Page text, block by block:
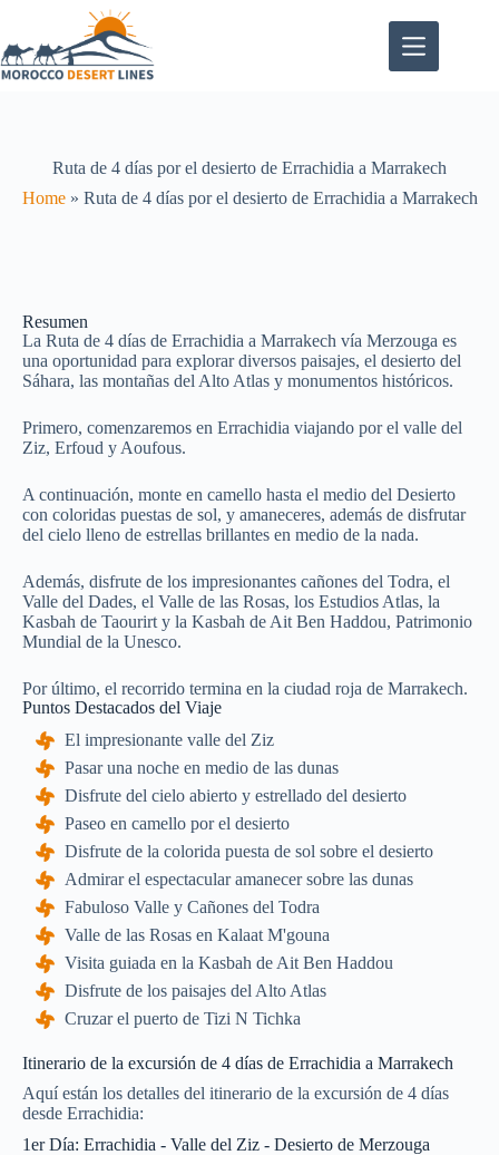
Ruta de 4 días por el desierto de Errachidia a Marrakech
Home» Ruta de 4 días por el desierto de Errachidia a Marrakech
Resumen
La Ruta de 4 días de Errachidia a Marrakech vía Merzouga es
una oportunidad para explorar diversos paisajes, el desierto del
Sáhara, las montañas del Alto Atlas y monumentos históricos.
Primero, comenzaremos en Errachidia viajando por el valle del
Ziz, Erfoud y Aoufous.
A continuación, monte en camello hasta el medio del Desierto
con coloridas puestas de sol, y amaneceres, además de disfrutar
del cielo lleno de estrellas brillantes en medio de la nada.
Además, disfrute de los impresionantes cañones del Todra, el
Valle del Dades, el Valle de las Rosas, los Estudios Atlas, la
Kasbah de Taourirt y la Kasbah de Ait Ben Haddou, Patrimonio
Mundial de la Unesco.
Por último, el recorrido termina en la ciudad roja de Marrakech.
Puntos Destacados del Viaje
El impresionante valle del Ziz
Pasar una noche en medio de las dunas
Disfrute del cielo abierto y estrellado del desierto
Paseo en camello por el desierto
Disfrute de la colorida puesta de sol sobre el desierto
Admirar el espectacular amanecer sobre las dunas
Fabuloso Valle y Cañones del Todra
Valle de las Rosas en Kalaat M'gouna
Visita guiada en la Kasbah de Ait Ben Haddou
Disfrute de los paisajes del Alto Atlas
Cruzar el puerto de Tizi N Tichka
Itinerario de la excursión de 4 días de Errachidia a Marrakech
Aquí están los detalles del itinerario de la excursión de 4 días
desde Errachidia:
1er Día: Errachidia - Valle del Ziz - Desierto de Merzouga